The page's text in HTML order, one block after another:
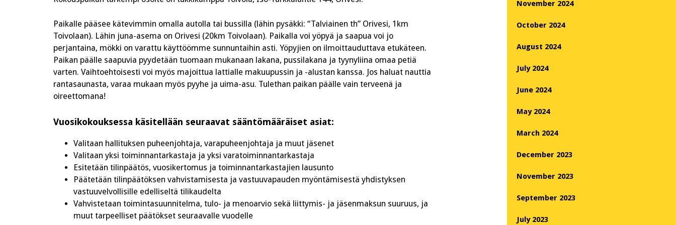
Paikalle pääsee kätevimmin omalla autolla tai bussilla (lähin pysäkki: “Talviainen th” Orivesi, 1km
Toivolaan). Lähin juna-asema on Orivesi (20km Toivolaan). Paikalla voi yöpyä ja saapua voi jo
perjantaina, mökki on varattu käyttöömme sunnuntaihin asti. Yöpyjien on ilmoittauduttava etukäteen.
Paikan päälle saapuvia pyydetään tuomaan mukanaan lakana, pussilakana ja tyynyliina omaa petiä
varten. Vaihtoehtoisesti voi myös majoittua lattialle makuupussin ja -alustan kanssa. Jos haluat nauttia
rantasaunasta, varaa mukaan myös pyyhe ja uima-asu. Tulethan paikan päälle vain terveenä ja
oireettomana!
Vuosikokouksessa käsitellään seuraavat sääntömääräiset asiat:
Valitaan hallituksen puheenjohtaja, varapuheenjohtaja ja muut jäsenet
Valitaan yksi toiminnantarkastaja ja yksi varatoiminnantarkastaja
Esitetään tilinpäätös, vuosikertomus ja toiminnantarkastajien lausunto
Päätetään tilinpäätöksen vahvistamisesta ja vastuuvapauden myöntämisestä yhdistyksen
vastuuvelvollisille edelliseltä tilikaudelta
Vahvistetaan toimintasuunnitelma, tulo- ja menoarvio sekä liittymis- ja jäsenmaksun suuruus, ja
muut tarpeelliset päätökset seuraavalle vuodelle
November 2024
October 2024
August 2024
July 2024
June 2024
May 2024
March 2024
December 2023
November 2023
September 2023
July 2023